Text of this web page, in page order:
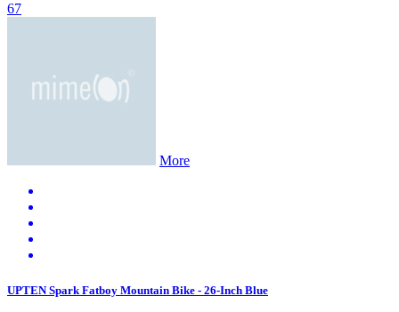
67
More
UPTEN Spark Fatboy Mountain Bike - 26-Inch Blue